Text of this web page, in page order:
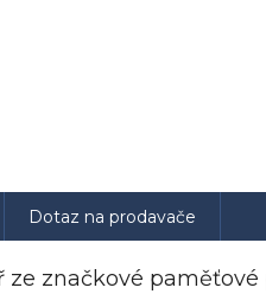
Dotaz na prodavače
značkové